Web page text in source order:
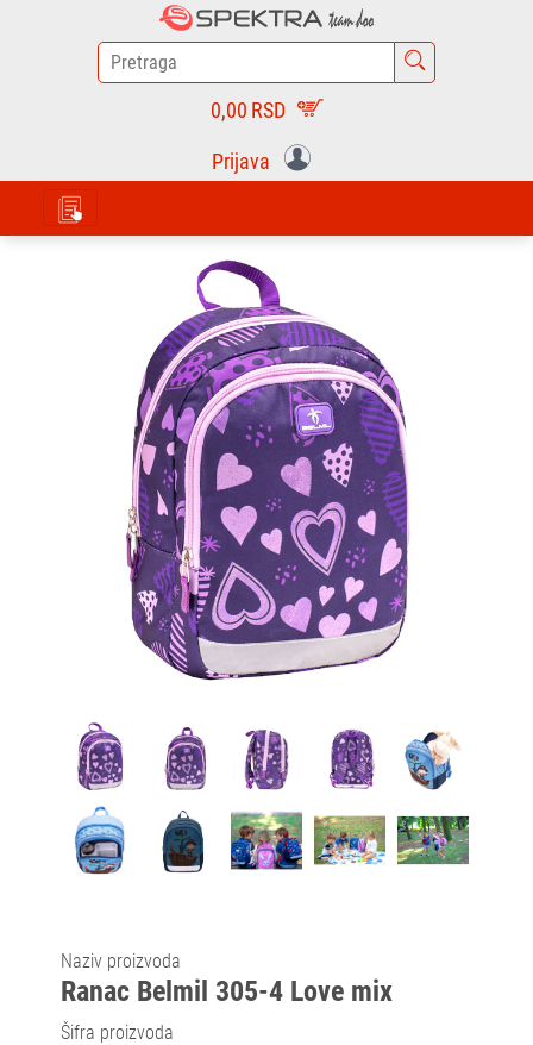
0,00 RSD
Prijava
Naziv proizvoda
Ranac Belmil 305-4 Love mix
Šifra proizvoda